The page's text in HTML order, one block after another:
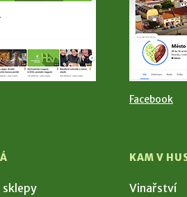
Facebook
sklepy
KAM V
Vinařství